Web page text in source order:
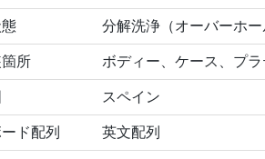
分解洗浄（オーバーホ
所 ボディー、ケース、プ
スペイン
ド配列 英文配列